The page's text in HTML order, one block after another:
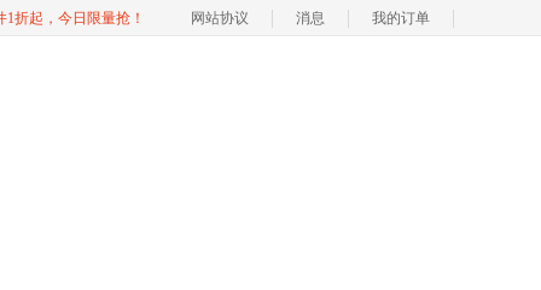
1折起，今日限量抢！ 网站协议 消息 我的订单